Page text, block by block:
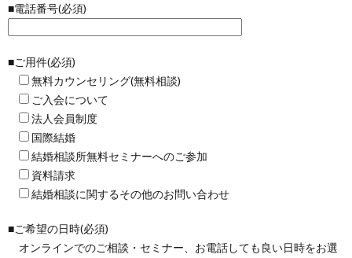
■電話番号(必須)
■ご用件(必須)
無料カウンセリング(無料相談)
ご入会について
法人会員制度
国際結婚
結婚相談所無料セミナーへのご参加
資料請求
結婚相談に関するその他のお問い合わせ
■ご希望の日時(必須)
オンラインでのご相談・セミナー、お電話しても良い日時をお選